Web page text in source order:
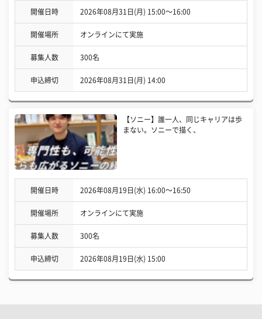
開催日時 2026年08月31日(月) 15:00〜16:00
開催場所 オンラインにて実施
募集人数 300名
申込締切 2026年08月31日(月) 14:00
【ソニー】誰一人、同じキャリアは歩
まない。ソニーで描く、
開催日時 2026年08月19日(水) 16:00〜16:50
開催場所 オンラインにて実施
募集人数 300名
申込締切 2026年08月19日(水) 15:00